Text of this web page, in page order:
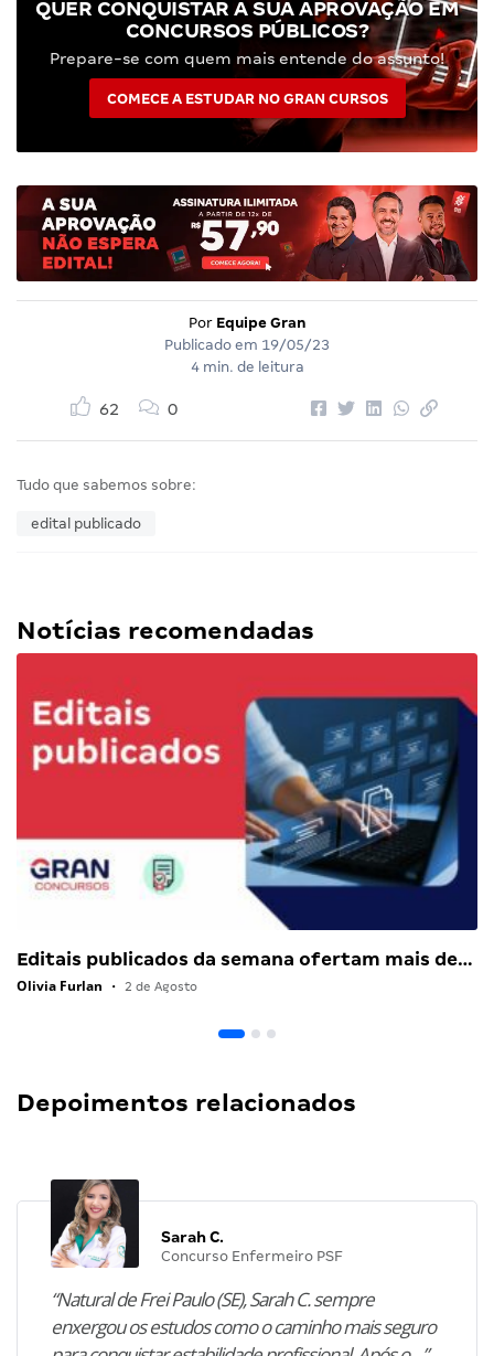
QUER CONQUISTAR A SUA APROVAÇÃO EM
CONCURSOS PÚBLICOS?
Prepare-se com quem mais entende do assunto!
COMECE A ESTUDAR NO GRAN CURSOS
Por Equipe Gran
Publicado em 19/05/23
4 min. de leitura
62 0
Tudo que sabemos sobre:
edital publicado
Notícias recomendadas
Editais publicados da semana ofertam mais de…
Olivia Furlan • 2 de Agosto
Depoimentos relacionados
Sarah C.
Concurso Enfermeiro PSF
“Natural de Frei Paulo (SE), Sarah C. sempre
enxergou os estudos como o caminho mais seguro